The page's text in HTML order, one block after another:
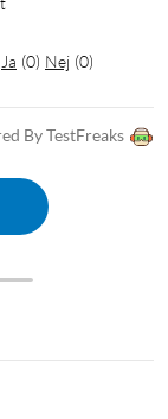
Ja (0) Nej (0)
By TestFreaks